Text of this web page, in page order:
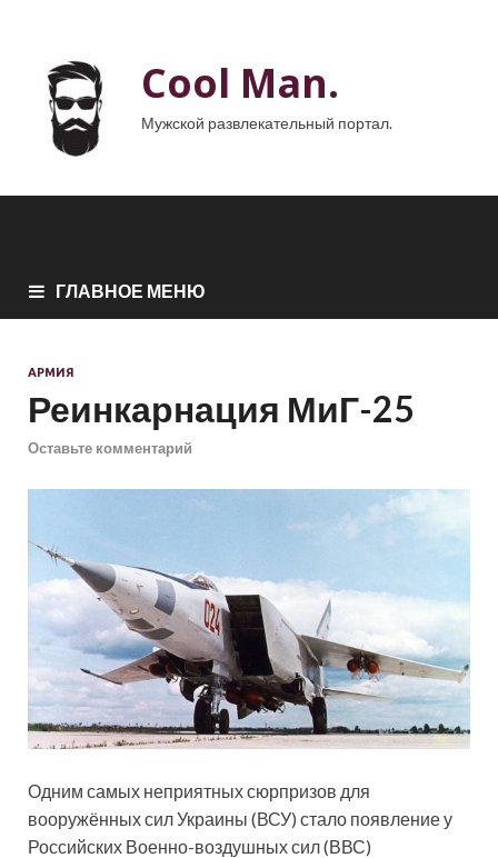
Cool Man.
Мужской развлекательный портал.
ГЛАВНОЕ МЕНЮ
АРМИЯ
Реинкарнация МиГ-25
Оставьте комментарий
Одним самых неприятных сюрпризов для
вооружённых сил Украины (ВСУ) стало появление у
Российских Военно-воздушных сил (ВВС)